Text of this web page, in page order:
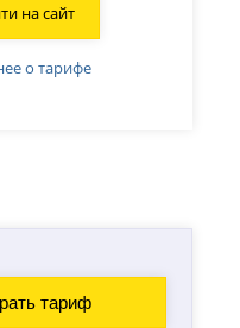
о тарифе
на сайт
тариф